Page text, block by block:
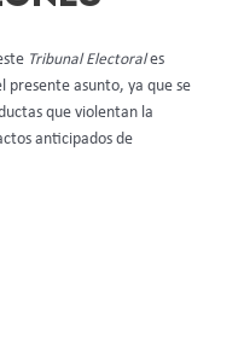
Tribunal Electorales
presente asunto, ya que se
que violentan la
anticipados de